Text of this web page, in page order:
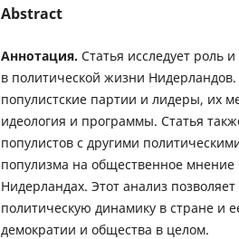
Abstract
Аннотация. Статья исследует роль
в политической жизни
популистские партии и лидеры, их
идеология и программы. Статья
популистов с другими
популизма на общественное мнение
Нидерландах. Этот анализ
политическую динамику в стране и
демократии и общества в целом.